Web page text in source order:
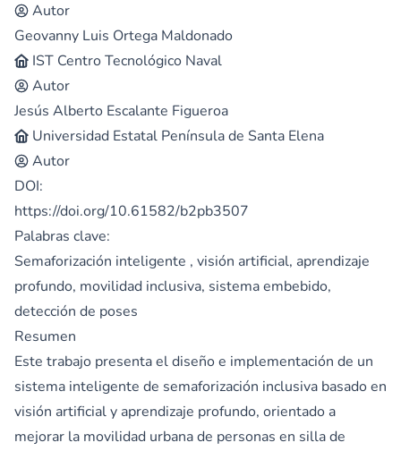
Autor
Geovanny Luis Ortega Maldonado
IST Centro Tecnológico Naval
Autor
Jesús Alberto Escalante Figueroa
Universidad Estatal Península de Santa Elena
Autor
DOI:
https://doi.org/10.61582/b2pb3507
Palabras clave:
Semaforización inteligente , visión artificial, aprendizaje
profundo, movilidad inclusiva, sistema embebido,
detección de poses
Resumen
Este trabajo presenta el diseño e implementación de un
sistema inteligente de semaforización inclusiva basado en
visión artificial y aprendizaje profundo, orientado a
mejorar la movilidad urbana de personas en silla de